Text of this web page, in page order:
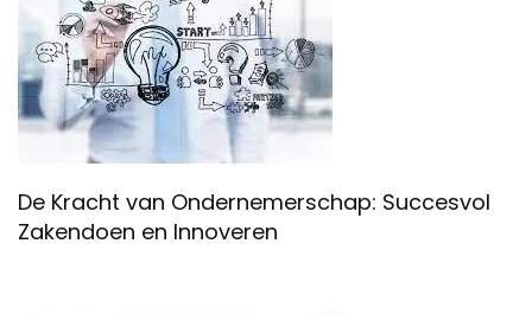
De Kracht van Ondernemerschap: Succesvol
Zakendoen en Innoveren